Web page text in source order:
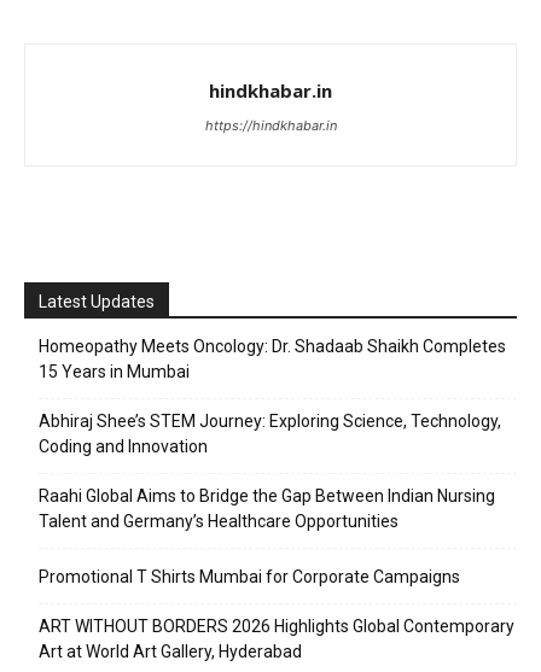
hindkhabar.in
https://hindkhabar.in
Latest Updates
Homeopathy Meets Oncology: Dr. Shadaab Shaikh Completes
15 Years in Mumbai
Abhiraj Shee’s STEM Journey: Exploring Science, Technology,
Coding and Innovation
Raahi Global Aims to Bridge the Gap Between Indian Nursing
Talent and Germany’s Healthcare Opportunities
Promotional T Shirts Mumbai for Corporate Campaigns
ART WITHOUT BORDERS 2026 Highlights Global Contemporary
Art at World Art Gallery, Hyderabad